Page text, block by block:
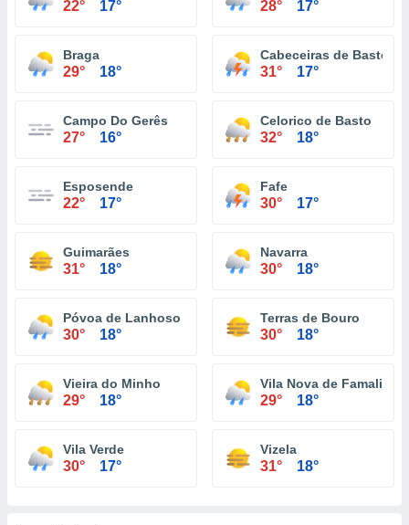
22° 17° 28° 17°
Braga
29° 18°
Cabeceiras de Basto
31° 17°
Campo Do Gerês
27° 16°
Celorico de Basto
32° 18°
Esposende
22° 17°
Fafe
30° 17°
Guimarães
31° 18°
Navarra
30° 18°
Póvoa de Lanhoso
30° 18°
Terras de Bouro
30° 18°
Vieira do Minho
29° 18°
Vila Nova de Famalicão
29° 18°
Vila Verde
30° 17°
Vizela
31° 18°